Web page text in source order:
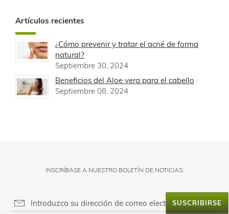
Artículos recientes
¿Cómo prevenir y tratar el acné de forma
natural?
Septiembre 30, 2024
Beneficios del Aloe vera para el cabello
Septiembre 08, 2024
INSCRÍBASE A NUESTRO BOLETÍN DE NOTICIAS:
SUSCRIBIRSE